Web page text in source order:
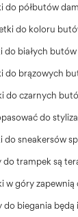
do półbutów
do koloru
do białych
do brązowych
do czarnych
do
do sneakersów
do trampek są
w góry zapewnią
do biegania